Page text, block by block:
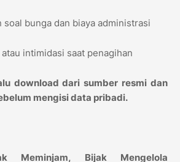
soal bunga dan biaya administrasi
intimidasi saat penagihan
download dari sumber resmi dan
mengisi data pribadi.
Meminjam, Bijak Mengelola